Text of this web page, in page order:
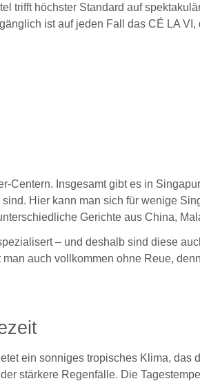
trifft höchster Standard auf
ist auf jeden Fall das CÉ LA
Centern. Insgesamt gibt es in
Hier kann man sich für wenige
Gerichte aus China,
– und deshalb sind diese
auch vollkommen ohne Reue,
ein sonniges tropisches Klima,
stärkere Regenfälle. Die